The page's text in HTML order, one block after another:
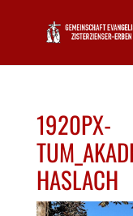
1920PX-
HASLACH